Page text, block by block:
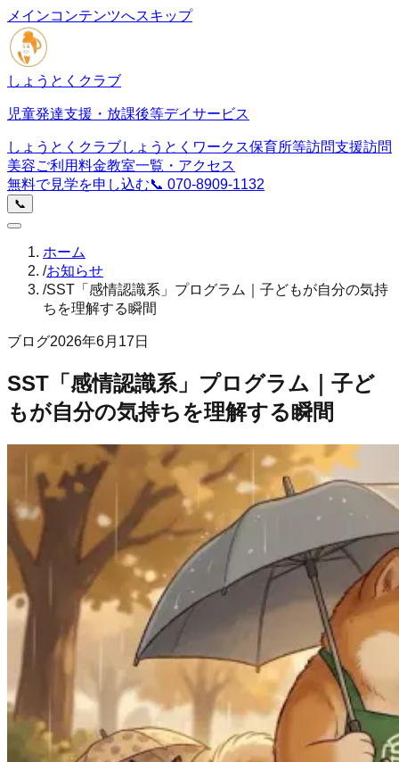
メインコンテンツへスキップ
しょうとくクラブ
児童発達支援・放課後等デイサービス
しょうとくクラブしょうとくワークス保育所等訪問支援訪問
美容ご利用料金教室一覧・アクセス
無料で見学を申し込む📞 070-8909-1132
📞
ホーム
/お知らせ
/SST「感情認識系」プログラム｜子どもが自分の気持
ちを理解する瞬間
ブログ2026年6月17日
SST「感情認識系」プログラム｜子ど
もが自分の気持ちを理解する瞬間